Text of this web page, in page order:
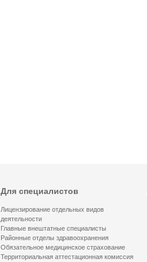
Для специалистов
Лицензирование отдельных видов
деятельности
Главные внештатные специалисты
Районные отделы здравоохранения
Обязательное медицинское страхование
Территориальная аттестационная комиссия